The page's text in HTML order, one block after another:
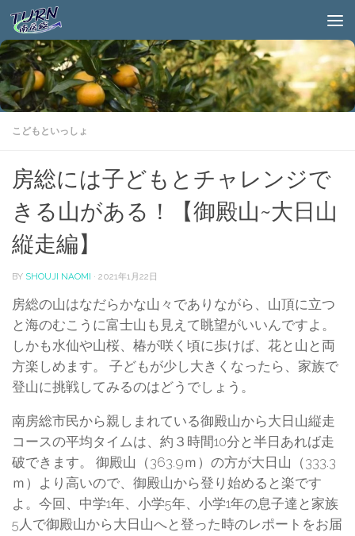
こどもといっしょ
房総には子どもとチャレンジで
きる山がある！【御殿山~大日山
縦走編】
BY SHOUJI NAOMI · 2021年1月22日
房総の山はなだらかな山々でありながら、山頂に立つ
と海のむこうに富士山も見えて眺望がいいんですよ。
しかも水仙や山桜、椿が咲く頃に歩けば、花と山と両
方楽しめます。 子どもが少し大きくなったら、家族で
登山に挑戦してみるのはどうでしょう。
南房総市民から親しまれている御殿山から大日山縦走
コースの平均タイムは、約３時間10分と半日あれば走
破できます。 御殿山（363.9ｍ）の方が大日山（333.3
ｍ）より高いので、御殿山から登り始めると楽です
よ。今回、中学1年、小学5年、小学1年の息子達と家族
5人で御殿山から大日山へと登った時のレポートをお届